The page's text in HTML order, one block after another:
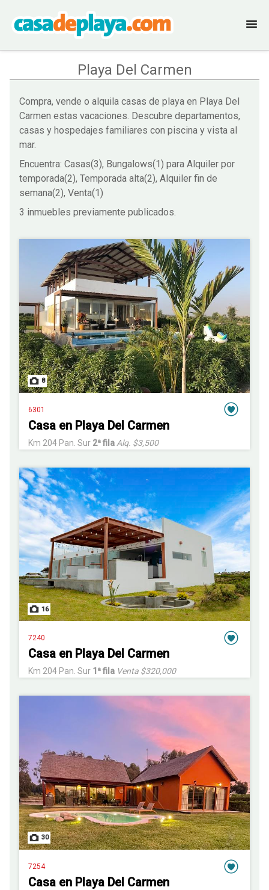
Playa Del Carmen
Compra, vende o alquila casas de playa en Playa Del
Carmen estas vacaciones. Descubre departamentos,
casas y hospedajes familiares con piscina y vista al
mar.
Encuentra: Casas(3), Bungalows(1) para Alquiler por
temporada(2), Temporada alta(2), Alquiler fin de
semana(2), Venta(1)
3 inmuebles previamente publicados.
8
6301
Casa en Playa Del Carmen
Km 204 Pan. Sur 2ª fila Alq. $3,500
16
7240
Casa en Playa Del Carmen
Km 204 Pan. Sur 1ª fila Venta $320,000
30
7254
Casa en Playa Del Carmen